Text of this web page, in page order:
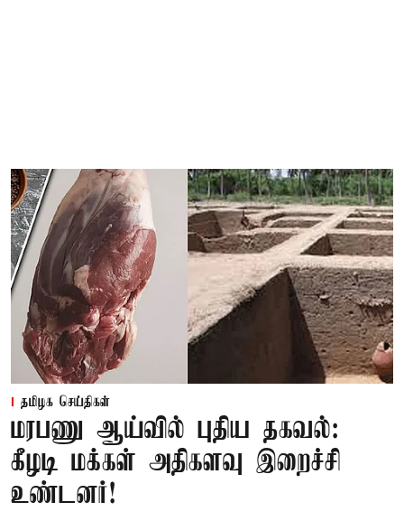
தமிழக செய்திகள்
மரபணு ஆய்வில் புதிய தகவல்:
கீழடி மக்கள் அதிகளவு இறைச்சி
உண்டனர்!